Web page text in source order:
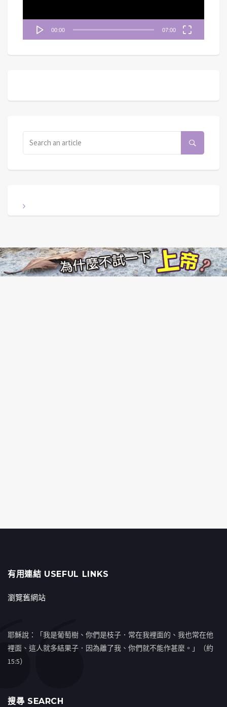
00:00 07:00
有用連結 USEFUL LINKS
瀏覽舊網站
耶穌說：「我是葡萄樹、你們是枝子．常在我裡面的、我也常在他
裡面、這人就多結果子．因為離了我、你們就不能作甚麼。」（約
15:5）
搜㝷 SEARCH